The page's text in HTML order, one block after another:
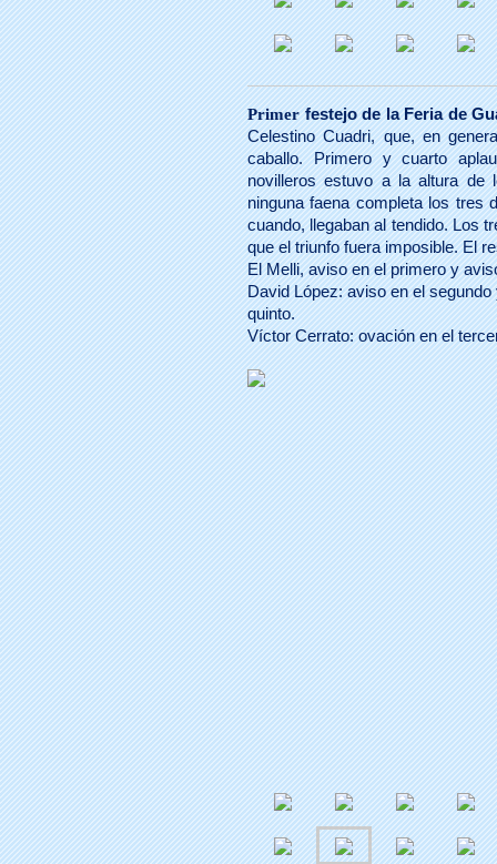
Primer festejo de la Feria de
Celestino Cuadri, que, en
caballo. Primero y cuarto
novilleros estuvo a la altura de
ninguna faena completa los tres
cuando, llegaban al tendido. Los
que el triunfo fuera imposible. El
El Melli, aviso en el primero y
David López: aviso en el
quinto.
Víctor Cerrato: ovación en el